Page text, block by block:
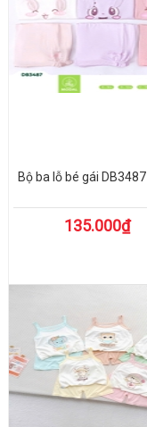
Bộ ba lỗ bé gái DB3487
135.000₫